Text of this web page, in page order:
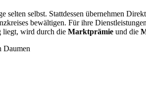
selbst. Stattdessen übernehmen
bewältigen. Für ihre Dienstleistungen
liegt, wird durch die Marktprämie und die